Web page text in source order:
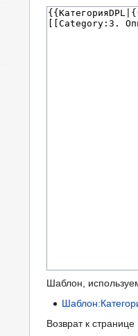
Шаблон,
Возврат к странице